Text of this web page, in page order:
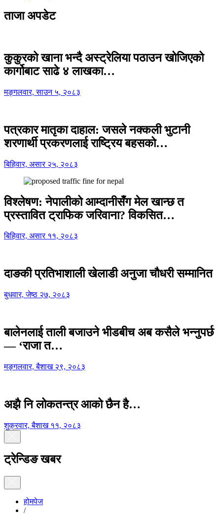
ताजा अपडेट
कुकुरको खाना भन्दै अस्ट्रेलिया पठाउन खोजिएको
कार्गोबाट साढे ४ लाखका…
मङ्गलवार, साउन ५, २०८३
पत्रकार मातृका दाहाल: जसले नक्कली भुटानी
शरणार्थी प्रकरणलाई राष्ट्रिय बहसको…
बिहिवार, असार २५, २०८३
विश्लेषण: नेपालीको आम्दानीसँग मेल खान्छ त
प्रस्तावित ट्राफिक जरिवाना? विकसित…
बिहिवार, असार ११, २०८३
दाङकी प्रतिभाशाली खेलाडी अनुजा चौधरी सम्मानित
बुधवार, जेष्ठ २७, २०८३
बालेनलाई ताली बजाउने भीडबीच अब कसैले भन्नुपर्छ
— ‘राजा त…
मङ्गलवार, बैशाख २९, २०८३
अझै नि लोकतन्त्र आको छैन है…
शुक्रवार, बैशाख ११, २०८३
ट्रेन्डिङ खबर
होमपेज
/